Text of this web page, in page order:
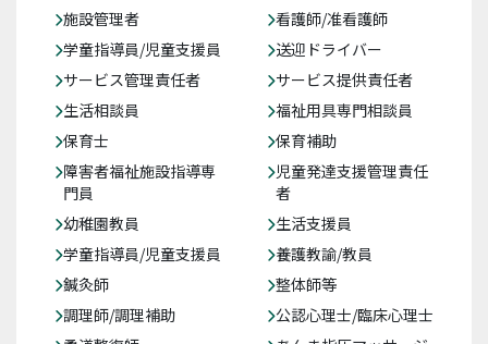
施設管理者
看護師/准看護師
学童指導員/児童支援員
送迎ドライバー
サービス管理責任者
サービス提供責任者
生活相談員
福祉用具専門相談員
保育士
保育補助
障害者福祉施設指導専
門員
児童発達支援管理責任
者
幼稚園教員
生活支援員
学童指導員/児童支援員
養護教諭/教員
鍼灸師
整体師等
調理師/調理補助
公認心理士/臨床心理士